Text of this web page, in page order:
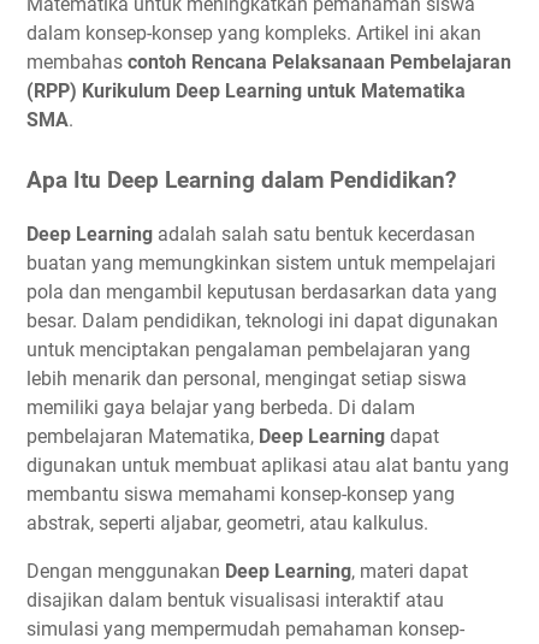
dalam konsep-konsep yang kompleks. Artikel ini akan
membahas contoh Rencana Pelaksanaan Pembelajaran
(RPP) Kurikulum Deep Learning untuk Matematika
SMA.
Apa Itu Deep Learning dalam Pendidikan?
Deep Learning adalah salah satu bentuk kecerdasan
buatan yang memungkinkan sistem untuk mempelajari
pola dan mengambil keputusan berdasarkan data yang
besar. Dalam pendidikan, teknologi ini dapat digunakan
untuk menciptakan pengalaman pembelajaran yang
lebih menarik dan personal, mengingat setiap siswa
memiliki gaya belajar yang berbeda. Di dalam
pembelajaran Matematika, Deep Learning dapat
digunakan untuk membuat aplikasi atau alat bantu yang
membantu siswa memahami konsep-konsep yang
abstrak, seperti aljabar, geometri, atau kalkulus.
Dengan menggunakan Deep Learning, materi dapat
disajikan dalam bentuk visualisasi interaktif atau
simulasi yang mempermudah pemahaman konsep-